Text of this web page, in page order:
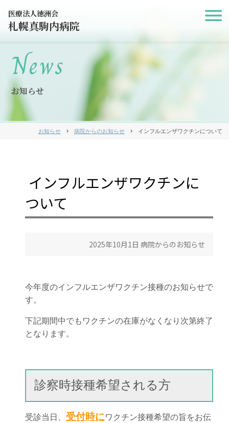
医療法人徳洲会
札幌真駒内病院
お知らせ
News
お知らせ chevron_right 病院からのお知らせ chevron_right インフルエンザワクチンについて
インフルエンザワクチンに
ついて
2025年10月1日 病院からのお知らせ
今年度のインフルエンザワクチン接種のお知らせで
す。
下記期間中でもワクチンの在庫がなくなり次第終了
となります。
診察時接種希望される方
受診当日、 受付時にワクチン接種希望の旨をお伝